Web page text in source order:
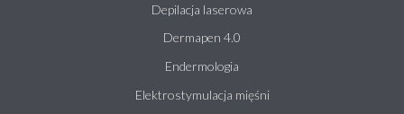
Depilacja laserowa
Dermapen 4.0
Endermologia
Elektrostymulacja mięśni